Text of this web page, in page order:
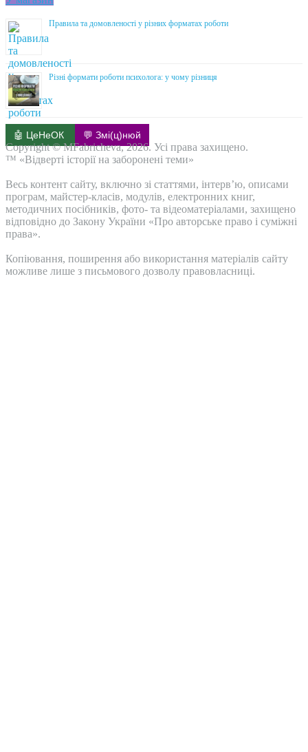
Правила та домовленості у різних форматах роботи
Різні формати роботи психолога: у чому різниця
🤖 ЦеНеОК 💬 Змі(ц)нюй
Copyright © MFabricheva, 2026. Усі права захищено.
™ «Відверті історії на заборонені теми»
Весь контент сайту, включно зі статтями, інтерв’ю, описами
програм, майстер-класів, модулів, електронних книг,
методичних посібників, фото- та відеоматеріалами, захищено
відповідно до Закону України «Про авторське право і суміжні
права».
Копіювання, поширення або використання матеріалів сайту
можливе лише з письмового дозволу правовласниці.